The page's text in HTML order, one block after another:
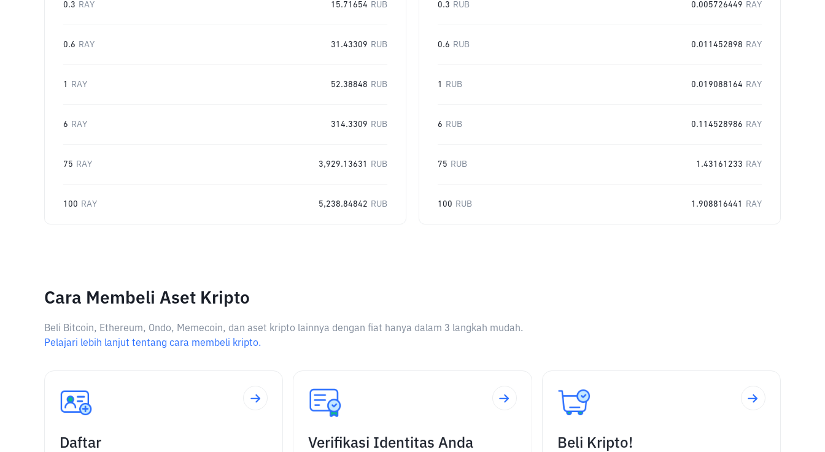
0.3 RAY 15.71654 RUB
0.6 RAY 31.43309 RUB
1 RAY 52.38848 RUB
6 RAY 314.3309 RUB
75 RAY 3,929.13631 RUB
100 RAY 5,238.84842 RUB
0.3 RUB 0.005726449 RAY
0.6 RUB 0.011452898 RAY
1 RUB 0.019088164 RAY
6 RUB 0.114528986 RAY
75 RUB 1.43161233 RAY
100 RUB 1.908816441 RAY
Cara Membeli Aset Kripto
Beli Bitcoin, Ethereum, Ondo, Memecoin, dan aset kripto lainnya dengan fiat hanya dalam 3 langkah mudah.
Pelajari lebih lanjut tentang cara membeli kripto.
Daftar Verifikasi Identitas Anda Beli Kripto!